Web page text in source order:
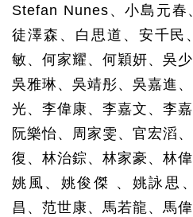
Stefan Nunes 、小島元春
徒澤森、白思道、安千民
敏、何家耀、何穎妍、吳
吳雅琳、吳靖彤、吳嘉進
光、李偉康、李嘉文、李
阮樂怡、周家雯、官宏滔
復、林治錝、林家豪、林
姚風、姚俊傑 、姚詠思
昌、范世康、馬若龍、馬